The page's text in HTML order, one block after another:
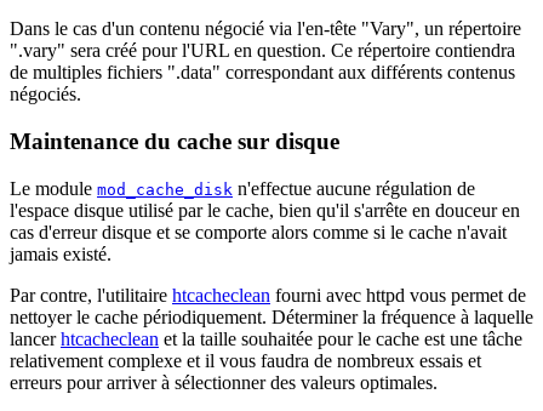
Dans le cas d'un contenu négocié via l'en-tête "Vary", un répertoire
".vary" sera créé pour l'URL en question. Ce répertoire contiendra
de multiples fichiers ".data" correspondant aux différents contenus
négociés.
Maintenance du cache sur disque
Le module mod_cache_disk n'effectue aucune régulation de
l'espace disque utilisé par le cache, bien qu'il s'arrête en douceur en
cas d'erreur disque et se comporte alors comme si le cache n'avait
jamais existé.
Par contre, l'utilitaire htcacheclean fourni avec httpd vous permet de
nettoyer le cache périodiquement. Déterminer la fréquence à laquelle
lancerhtcacheclean et la taille souhaitée pour le cache est une tâche
relativement complexe et il vous faudra de nombreux essais et
erreurs pour arriver à sélectionner des valeurs optimales.